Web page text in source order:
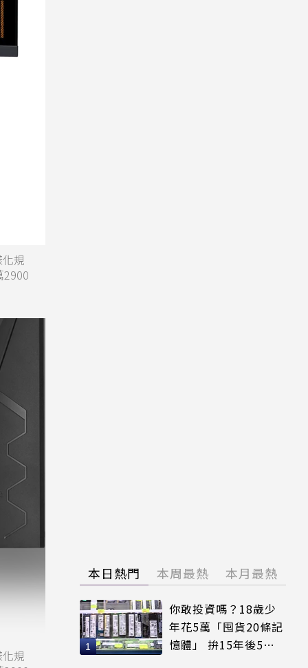
規
2900
規
本日熱門 本周最熱 本月最熱
你敢投資嗎？18歲少
年花5萬「囤貨20條記
憶體」 拚15年後5倍